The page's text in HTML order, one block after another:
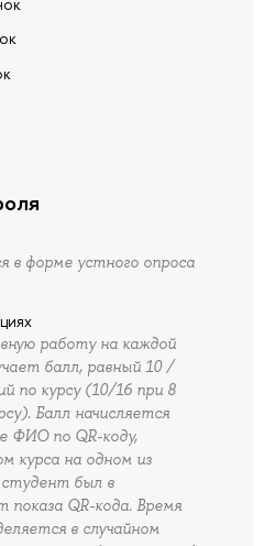
в форме устного опроса
работу на каждой
балл, равный 10 /
по курсу (10/16 при 8
Балл начисляется
ФИО по QR-коду,
курса на одном из
студент был в
QR-кода. Время
в случайном